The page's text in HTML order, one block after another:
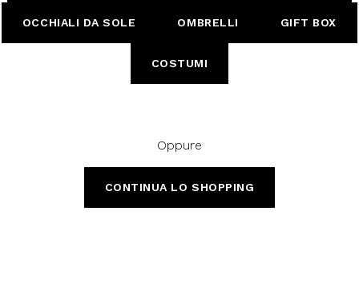
OCCHIALI DA SOLE OMBRELLI GIFT BOX
COSTUMI
Oppure
CONTINUA LO SHOPPING